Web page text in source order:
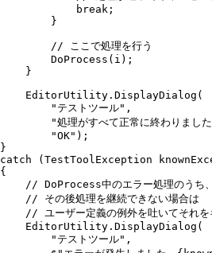
            break
;
        }
        // ここで処理を行う
        DoProcess
(i);
    }
    EditorUtility
. DisplayDialog (
        "
テストツール" ,
        "
処理がすべて正常に終わりました
        "
OK" );
}
catch ( TestToolException
{
    // DoProcess中のエラー処理のうち、
    // その後処理を継続できない場合は
// ユーザー定義の例外を吐いてそれを
    EditorUtility
. DisplayDialog (
        "
テストツール" ,